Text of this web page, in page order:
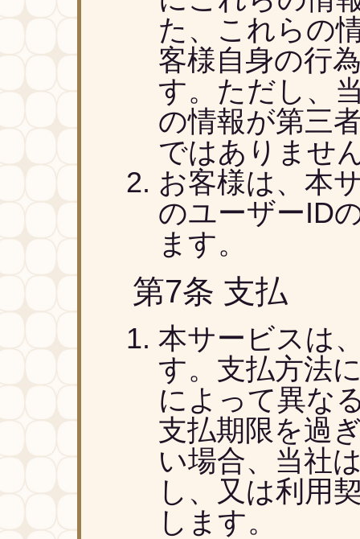
た、これらの
客様自身の行
す。ただし、
の情報が第三
ではありませ
お客様は、本
のユーザーID
ます。
第7条 支払
本サービスは
す。支払方法
によって異な
支払期限を過
い場合、当社
し、又は利用
します。